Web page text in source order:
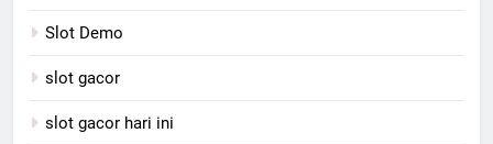
Slot Demo
slot gacor
slot gacor hari ini